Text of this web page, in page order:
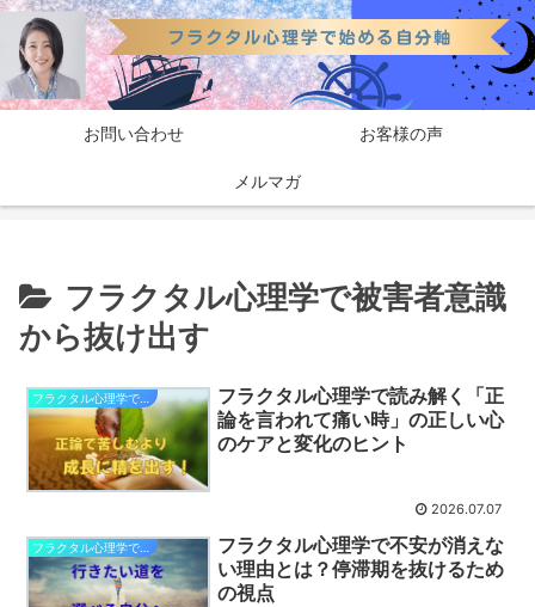
お問い合わせ お客様の声
メルマガ
フラクタル心理学で被害者意識
から抜け出す
フラクタル心理学で読み解く「正
論を言われて痛い時」の正しい心
のケアと変化のヒント
2026.07.07
フラクタル心理学で不安が消えな
い理由とは？停滞期を抜けるため
の視点